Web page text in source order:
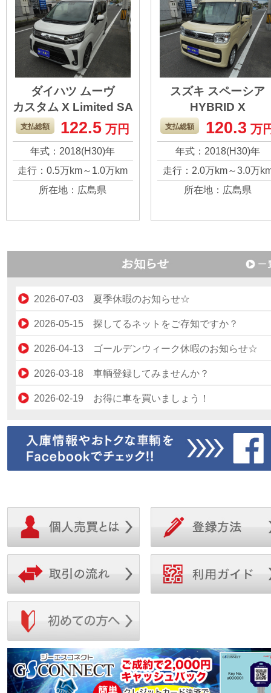
ていただきたいで
す。
ダイハツ ムーヴ
カスタム X Limited SA
Ⅲ
年数の割には距離は
全然乗っていないで
す。 キズもないほう
だとは思います。 よ
ろしくお願いしま
す。
支払総額 122.5 万円
年式：2018(H30)年
走行：0.5万km～1.0万km
所在地：広島県
スズキ スペーシア
HYBRID X
軽四のスライドド
の人気は凄いです
タントやＮＢＯＸ
どいろいろある中
も、スペーシアが
きで選んだ一台で
く乗っていても安
感がありました。
支払総額 120.3 万
年式：2018(H30)年
走行：2.0万km～3.0万
所在地：広島県
2026-07-03 夏季休暇のお知らせ☆
令和８年８月１３日（木）～令和８年８月１６
させていただきます。 その間の業務は停止さ
ていただきます。 ご不便をおかけしますが宜
くお願い致します。
2026-05-15 探してるネットをご存知ですか？
“探してるネット”をご存知でしょうか？？？ ネ
の情報を閲覧することができます。 つ・ま・
り！ このサイトに載っている情報に合ってい
く売るチャンスなのです☆ また、逆に買いた
車輌情報（例えば、車種・走行距離・カラーな
ど）を登録するサービスもございます！ なか
りのある方などに特にオススメです♪ ただし、
欲しい車輌の情報を登録するためにはユーザー
登録が必要です！ ※ユーザー登録は無料ですの
みてくださいね( ´ ▽ ` )♪
2026-04-13 ゴールデンウィーク休暇のお知らせ☆
令和８年５月２日（土）～令和８年５月５日
せていただきます。 その間の業務は停止させ
お願い致します。
2026-03-18 車輌登録してみませんか？
カースルーでは随時登録車輌募集中です！ そ
どお考えではありませんか？ カースルーは“乗
りながら販売できます！” 登録するためにはウ
ェブキーをネット・ジーエス代理店にて購入す
2026-02-19 お得に車を買いましょう！
ないでしょうか？ しかし、お金が・・・ なん
てこともありますよね！ そんな時には【カー
ルー】があります◎ なんといっても個人間売
いたしますので、個人間売買なんて心配、とい
う方でも安心してご利用いただけます♪ まずは
お気軽に気になる車輌に問い合わせしてみてく
ださいね！